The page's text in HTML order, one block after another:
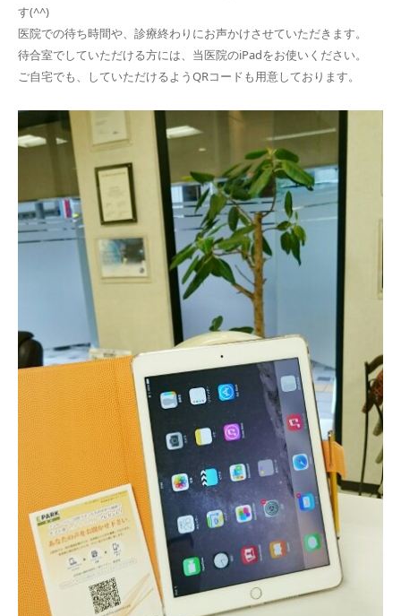
す(^^)
医院での待ち時間や、診療終わりにお声かけさせていただきます。
待合室でしていただける方には、当医院のiPadをお使いください。
ご自宅でも、していただけるようQRコードも用意しております。